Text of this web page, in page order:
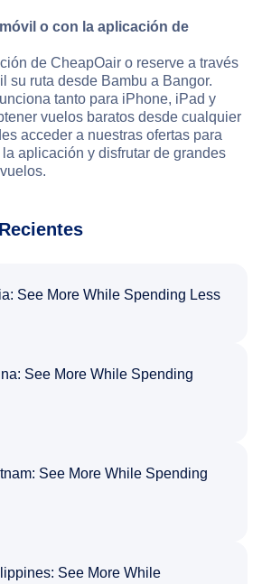
o con la aplicación de
de CheapOair o reserve a través
su ruta desde Bambu a Bangor.
tanto para iPhone, iPad y
vuelos baratos desde cualquier
acceder a nuestras ofertas para
aplicación y disfrutar de grandes
See More While Spending Less
See More While Spending
See More While Spending
See More While